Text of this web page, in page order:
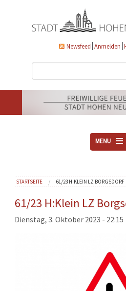
Newsfeed Anmelden
MENU
VEREINE
EINSÄTZE
Sie sind hier
STARTSEITE 61/23 H:KLEIN LZ BORGSDORF
61/23 H:Klein LZ
Dienstag, 3. Oktober 2023 - 22:15